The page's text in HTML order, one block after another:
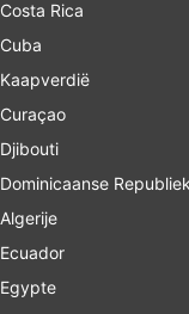
Costa Rica
Cuba
Kaapverdië
Curaçao
Djibouti
Dominicaanse Republiek
Algerije
Ecuador
Egypte